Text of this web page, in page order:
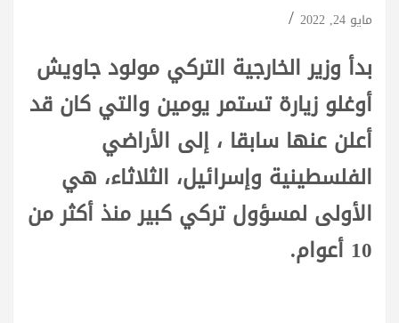
مايو 24, 2022
بدأ وزير الخارجية التركي مولود جاويش
أوغلو زيارة تستمر يومين والتي كان قد
أعلن عنها سابقا ، إلى الأراضي
الفلسطينية وإسرائيل، الثلاثاء، هي
الأولى لمسؤول تركي كبير منذ أكثر من
10 أعوام.